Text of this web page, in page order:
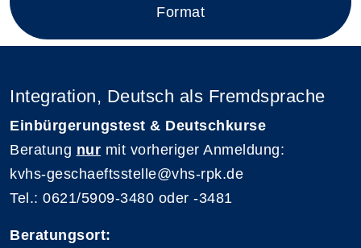
Format
Integration, Deutsch als Fremdsprache
Einbürgerungstest & Deutschkurse
Beratung nur mit vorheriger Anmeldung:
kvhs-geschaeftsstelle@vhs-rpk.de
Tel.: 0621/5909-3480 oder -3481
Beratungsort: